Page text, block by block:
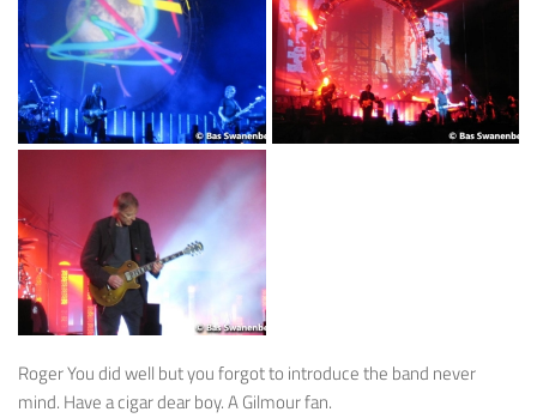
Roger You did well but you forgot to introduce the band never
mind. Have a cigar dear boy. A Gilmour fan.